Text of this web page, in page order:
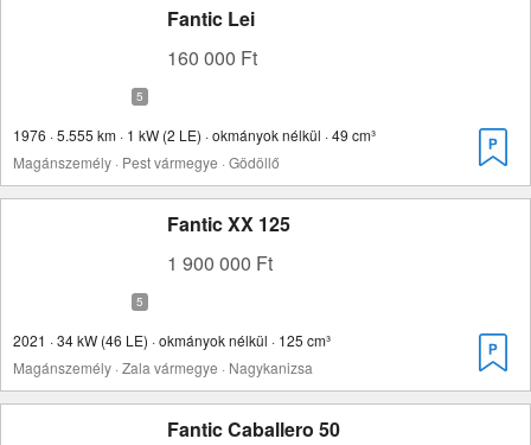
Fantic Lei
160 000 Ft
1976 · 5.555 km · 1 kW (2 LE) · okmányok nélkül · 49 cm³
Magánszemély · Pest vármegye · Gödöllő
Fantic XX 125
1 900 000 Ft
2021 · 34 kW (46 LE) · okmányok nélkül · 125 cm³
Magánszemély · Zala vármegye · Nagykanizsa
Fantic Caballero 50